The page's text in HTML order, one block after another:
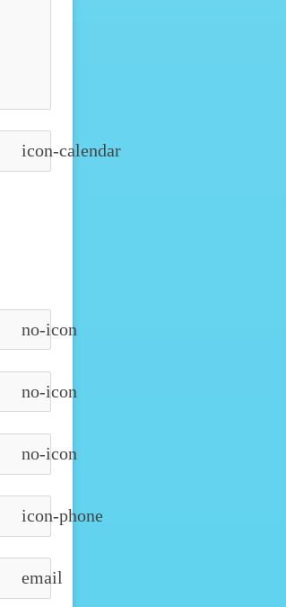
icon-calendar
no-icon
no-icon
no-icon
icon-phone
email